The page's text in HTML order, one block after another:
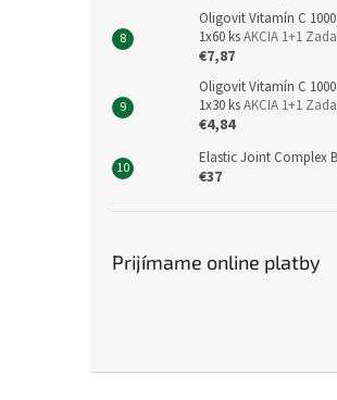
Oligovit Vitamín C
1x60 ksAKCIA 1+1
€7,87
Oligovit Vitamín C
1x30 ksAKCIA 1+1
€4,84
Elastic Joint Complex
€37
Prijímame online platby